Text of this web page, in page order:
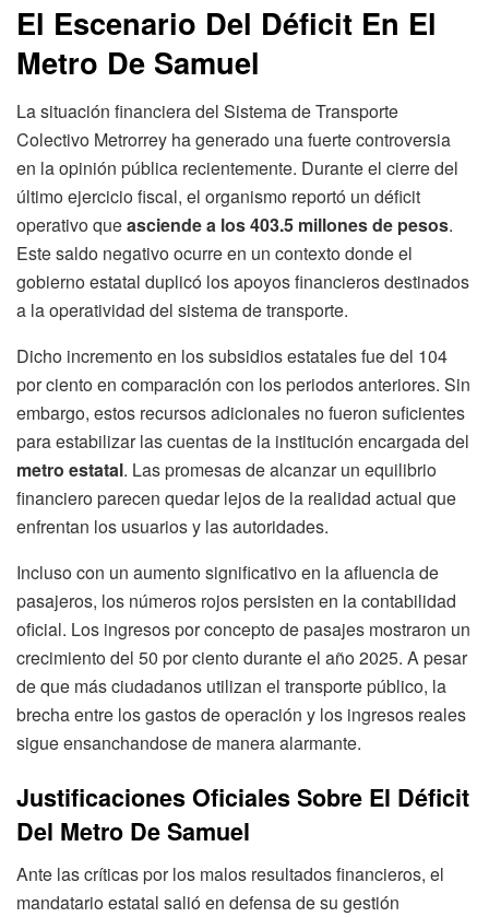
El Escenario Del Déficit En El
Metro De Samuel
La situación financiera del Sistema de Transporte
Colectivo Metrorrey ha generado una fuerte controversia
en la opinión pública recientemente. Durante el cierre del
último ejercicio fiscal, el organismo reportó un déficit
operativo queasciende a los 403.5 millones de pesos.
Este saldo negativo ocurre en un contexto donde el
gobierno estatal duplicó los apoyos financieros destinados
a la operatividad del sistema de transporte.
Dicho incremento en los subsidios estatales fue del 104
por ciento en comparación con los periodos anteriores. Sin
embargo, estos recursos adicionales no fueron suficientes
para estabilizar las cuentas de la institución encargada del
metro estatal. Las promesas de alcanzar un equilibrio
financiero parecen quedar lejos de la realidad actual que
enfrentan los usuarios y las autoridades.
Incluso con un aumento significativo en la afluencia de
pasajeros, los números rojos persisten en la contabilidad
oficial. Los ingresos por concepto de pasajes mostraron un
crecimiento del 50 por ciento durante el año 2025. A pesar
de que más ciudadanos utilizan el transporte público, la
brecha entre los gastos de operación y los ingresos reales
sigue ensanchandose de manera alarmante.
Justificaciones Oficiales Sobre El Déficit
Del Metro De Samuel
Ante las críticas por los malos resultados financieros, el
mandatario estatal salió en defensa de su gestión